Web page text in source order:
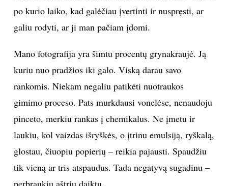
juo ryšio. Žinau, kad jį reikia nufotografuoti, bet dar
neatėjo ta diena, nėra tinkamo apšvietimo ar
nuotaikos. Ilgai ieškau to vienintelio kadro, ilgai
mąstau. Niekada neišnaudoju visos juostos iškart, iš
daugybės kadrų noriu išsirinkti tinkamą. Kai
nuspaudžiu mygtuką, juostą kartais palieku ramybėje.
Atspaustą nuotrauką taip pat palieku ramybėje. Grįžtu
po kurio laiko, kad galėčiau įvertinti ir nuspręsti, ar
galiu rodyti, ar ji man pačiam įdomi.
Mano fotografija yra šimtu procentų grynakraujė. Ją
kuriu nuo pradžios iki galo. Viską darau savo